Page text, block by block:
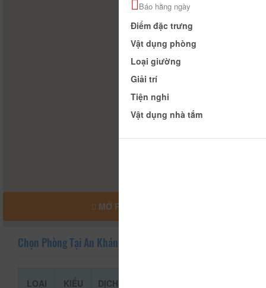
MỞ RỘNG BẢN ĐỒ
Chọn Phòng Tại An Khánh
LOẠI
KIỂU
DỊCH
Báo hằng ngày
Điểm đặc trưng
Vật dụng phòng
Loại giường
Giải trí
Tiện nghi
Vật dụng nhà tắm